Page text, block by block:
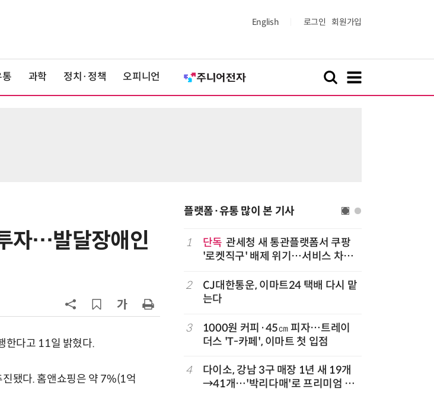
English 로그인 회원가입
과학 정치·정책 오피니언
자…발달장애인
한다고 11일 밝혔다.
됐다. 홈앤쇼핑은 약 7%(1억
플랫폼·유통 많이 본 기사
“찰떡같이 알아듣네”…카카오, '카나
박…2년치 이익 넘어서
에 쿠팡이츠 연동해 주문부터 결제까
“쿠팡, 7월 결제액 6조1100억 '역대
최대'…쿠팡이츠도 신기록”
1 단독 관세청 새 통관플랫폼서 쿠팡
'로켓직구' 배제 위기…서비스 차질
2
CJ대한통운, 이마트24 택배 다시 맡
는다
3
1000원 커피·45㎝ 피자…트레이
더스 'T-카페', 이마트 첫 입점
4
다이소, 강남 3구 매장 1년 새 19개
→41개…'박리다매'로 프리미엄 상